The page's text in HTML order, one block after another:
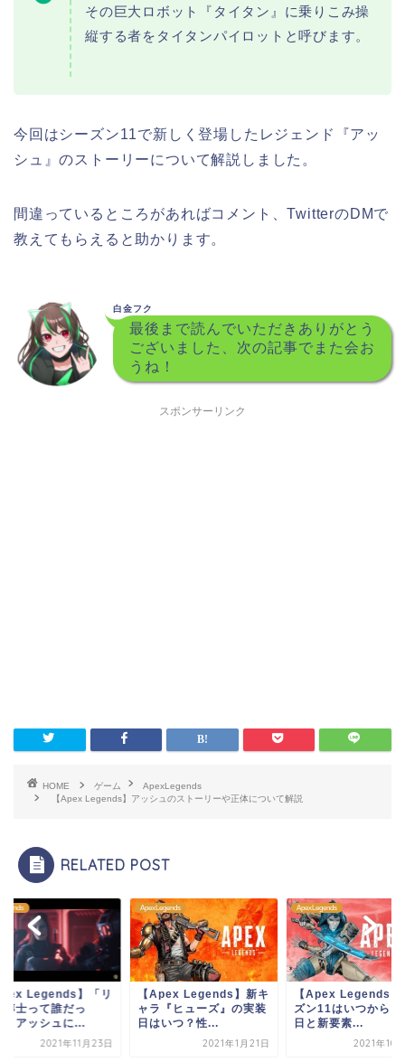
その巨大ロボット『タイタン』に乗りこみ操
縦する者をタイタンパイロットと呼びます。
今回はシーズン11で新しく登場したレジェンド『アッ
シュ』のストーリーについて解説しました。
間違っているところがあればコメント、TwitterのDMで
教えてもらえると助かります。
白金フク
最後まで読んでいただきありがとう
ございました、次の記事でまた会お
うね！
スポンサーリンク
HOME ゲーム
ApexLegends
【Apex Legends】アッシュのストーリーや正体について解説
RELATED POST
ApexLegends
Apex Legends】新キ
ラ『ヒューズ』の実装
はいつ？性...
2021年1月21日
ApexLegends
【Apex Legends】シー
ズン11はいつから？開催
日と新要素...
2021年10月21日
ApexLegends
【Apex
ード博士って誰
け？」アッシュ
2021年